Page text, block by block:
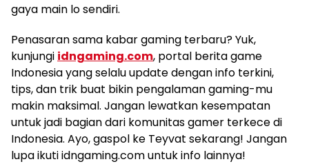
gaya main lo sendiri.
Penasaran sama kabar gaming terbaru? Yuk,
kunjungi idngaming.com, portal berita game
Indonesia yang selalu update dengan info terkini,
tips, dan trik buat bikin pengalaman gaming-mu
makin maksimal. Jangan lewatkan kesempatan
untuk jadi bagian dari komunitas gamer terkece di
Indonesia. Ayo, gaspol ke Teyvat sekarang! Jangan
lupa ikuti idngaming.com untuk info lainnya!